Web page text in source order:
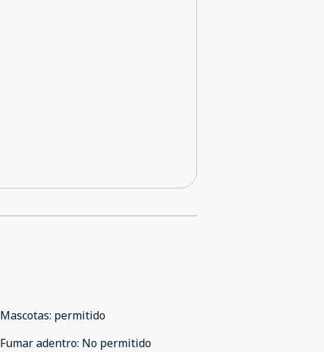
Mascotas: permitido
Fumar adentro: No permitido